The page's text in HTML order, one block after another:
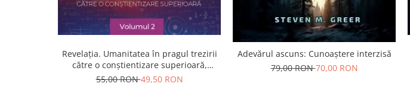
Revelația. Umanitatea în pragul trezirii
către o conştientizare superioară,
volumul 2
55,00 RON49,50 RON
Adevărul ascuns: Cunoaștere interzisă
79,00 RON70,00 RON